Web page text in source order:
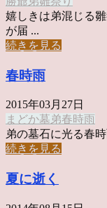
嬉しきは弟混じる
が届 ...
続きを見る
春時雨
2015年03月27日
まどか墓弟春時雨
弟の墓石に光る春時
続きを見る
夏に逝く